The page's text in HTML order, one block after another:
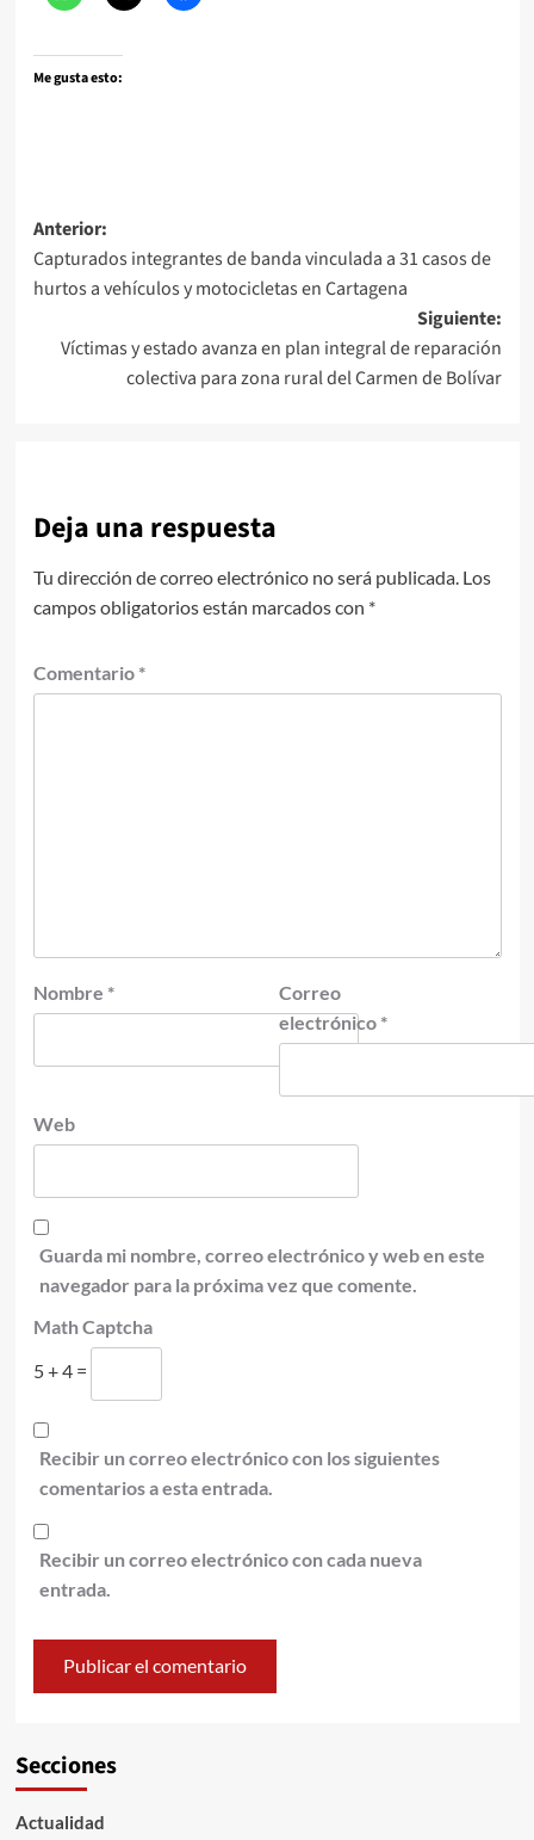
Me gusta esto:
Navegación
de
entradas
Anterior:
Capturados integrantes de banda vinculada a 31 casos de
hurtos a vehículos y motocicletas en Cartagena
Siguiente:
Víctimas y estado avanza en plan integral de reparación
colectiva para zona rural del Carmen de Bolívar
Deja una respuesta
Tu dirección de correo electrónico no será publicada. Los
campos obligatorios están marcados con *
Comentario *
Nombre *
Correo
electrónico *
Web
Guarda mi nombre, correo electrónico y web en este
navegador para la próxima vez que comente.
Math Captcha
5 + 4 =
Recibir un correo electrónico con los siguientes
comentarios a esta entrada.
Recibir un correo electrónico con cada nueva
entrada.
Secciones
Actualidad